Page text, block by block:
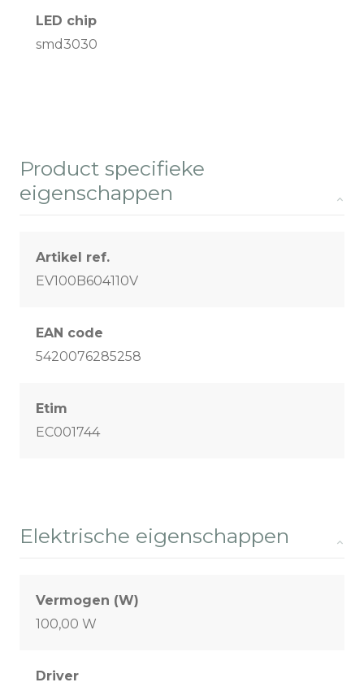
LED chip
smd3030
Product specifieke
eigenschappen
Artikel ref.
EV100B604110V
EAN code
5420076285258
Etim
EC001744
Elektrische eigenschappen
Vermogen (W)
100,00 W
Driver